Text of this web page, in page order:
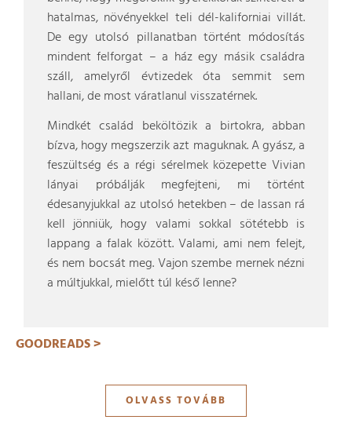
hatalmas, növényekkel teli dél-kaliforniai villát.
De egy utolsó pillanatban történt módosítás
mindent felforgat – a ház egy másik családra
száll, amelyről évtizedek óta semmit sem
hallani, de most váratlanul visszatérnek.
Mindkét család beköltözik a birtokra, abban
bízva, hogy megszerzik azt maguknak. A gyász, a
feszültség és a régi sérelmek közepette Vivian
lányai próbálják megfejteni, mi történt
édesanyjukkal az utolsó hetekben – de lassan rá
kell jönniük, hogy valami sokkal sötétebb is
lappang a falak között. Valami, ami nem felejt,
és nem bocsát meg. Vajon szembe mernek nézni
a múltjukkal, mielőtt túl késő lenne?
GOODREADS >
OLVASS TOVÁBB